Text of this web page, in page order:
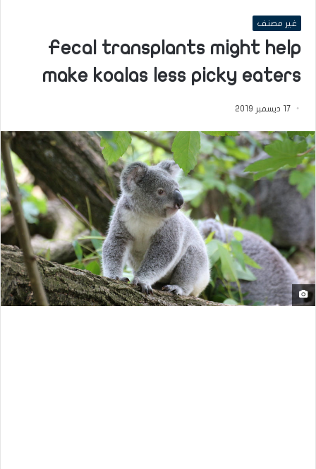
غير مصنف
Fecal transplants might help
make koalas less picky eaters
17 ديسمبر 2019